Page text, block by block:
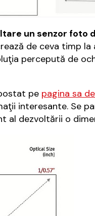
un senzor
de ceva timp
percepută de
pe pagina sa
interesante. Se
al dezvoltării o